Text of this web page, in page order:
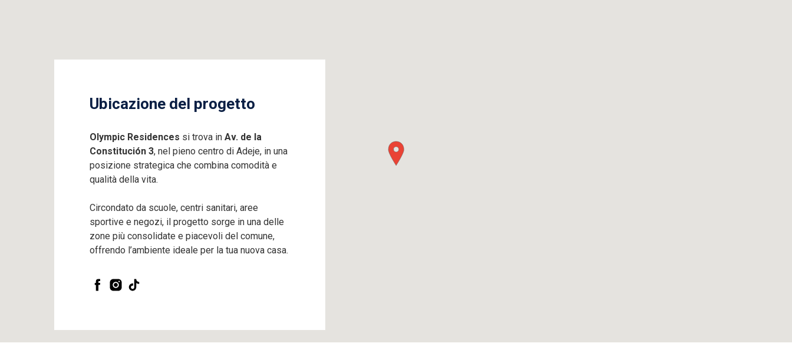
Ubicazione del progetto
Olympic Residences si trova in Av. de la
Constitución 3, nel pieno centro di Adeje, in una
posizione strategica che combina comodità e
qualità della vita.
Circondato da scuole, centri sanitari, aree
sportive e negozi, il progetto sorge in una delle
zone più consolidate e piacevoli del comune,
offrendo l’ambiente ideale per la tua nuova casa.